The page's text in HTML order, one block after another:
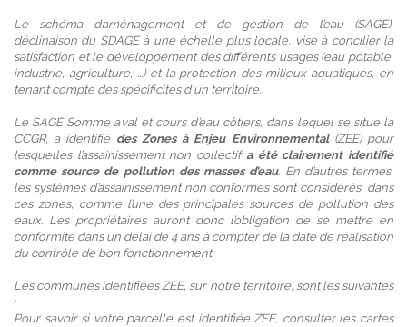
Le schéma d’aménagement et de gestion de l’eau (SAGE),
déclinaison du SDAGE à une échelle plus locale, vise à concilier la
satisfaction et le développement des différents usages (eau potable,
industrie, agriculture, ...) et la protection des milieux aquatiques, en
tenant compte des spécificités d'un territoire.
Le SAGE Somme aval et cours d’eau côtiers, dans lequel se situe la
CCGR, a identifié des Zones à Enjeu Environnemental(ZEE) pour
lesquelles l’assainissement non collectifa été clairement identifié
comme source de pollution des masses d’eau. En d’autres termes,
les systèmes d’assainissement non conformes sont considérés, dans
ces zones, comme l’une des principales sources de pollution des
eaux. Les propriétaires auront donc l’obligation de se mettre en
conformité dans un délai de 4 ans à compter de la date de réalisation
du contrôle de bon fonctionnement.
Les communes identifiées ZEE, sur notre territoire, sont les suivantes
;
Pour savoir si votre parcelle est identifiée ZEE, consulter les cartes